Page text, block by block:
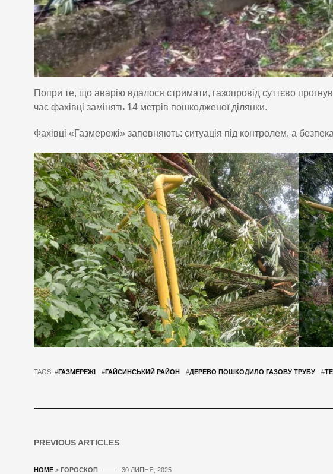
Попри те, що аварію вдалося стримати, газопровід суттєво
час фахівці замінять 14 метрів пошкодженої ділянки.
Фахівці «Газмережі» запевняють: ситуація під контролем, а
TAGS: #ГАЗМЕРЕЖІ #ГАЙСИНСЬКИЙ РАЙОН #ДЕРЕВО ПОШКОДИЛО ГАЗОВУ ТРУБУ #
PREVIOUS ARTICLES
HOME > ГОРОСКОП 30 ЛИПНЯ, 2025